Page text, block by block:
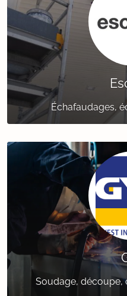
Échafaudages,
Soudage, découpe,